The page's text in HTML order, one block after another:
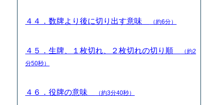
４４．数牌より後に切り出す意味 （約6分）
４５．生牌、１枚切れ、２枚切れの切り順
（約2
分50秒）
４６．役牌の意味 （約3分40秒）